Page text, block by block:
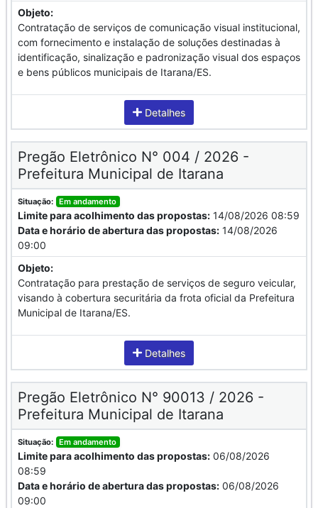
Objeto:
Contratação de serviços de comunicação visual institucional,
com fornecimento e instalação de soluções destinadas à
identificação, sinalização e padronização visual dos espaços
e bens públicos municipais de Itarana/ES.
Detalhes
Pregão Eletrônico N° 004 / 2026 -
Prefeitura Municipal de Itarana
Situação: Em andamento
Limite para acolhimento das propostas: 14/08/2026 08:59
Data e horário de abertura das propostas: 14/08/2026
09:00
Objeto:
Contratação para prestação de serviços de seguro veicular,
visando à cobertura securitária da frota oficial da Prefeitura
Municipal de Itarana/ES.
Detalhes
Pregão Eletrônico N° 90013 / 2026 -
Prefeitura Municipal de Itarana
Situação: Em andamento
Limite para acolhimento das propostas: 06/08/2026
08:59
Data e horário de abertura das propostas: 06/08/2026
09:00